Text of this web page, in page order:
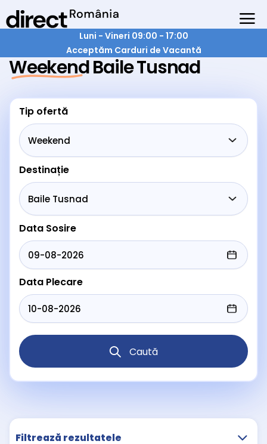
Luni - Vineri 09:00 - 17:00
Acceptăm Carduri de Vacantă
Weekend Baile Tusnad
Tip ofertă
Destinație
Data Sosire
Data Plecare
Caută
Filtrează rezultatele